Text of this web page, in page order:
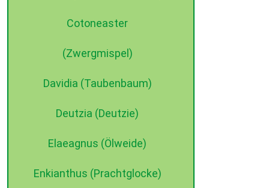
Cotoneaster
(Zwergmispel)
Davidia (Taubenbaum)
Deutzia (Deutzie)
Elaeagnus (Ölweide)
Enkianthus (Prachtglocke)